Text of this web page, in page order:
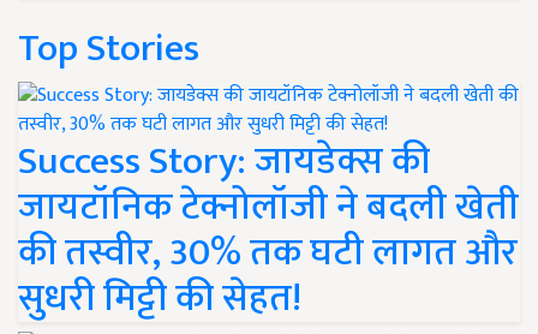
Top Stories
Success Story: जायडेक्स की
जायटॉनिक टेक्नोलॉजी ने बदली खेती
की तस्वीर, 30% तक घटी लागत और
सुधरी मिट्टी की सेहत!